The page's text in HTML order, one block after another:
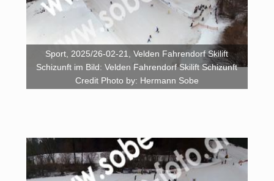
Sport, 2025/26-02-21, Velden Fahrendorf Skilift
Schizunft im Bild: Velden Fahrendorf Skilift Schizunft
Credit Photo by: Hermann Sobe